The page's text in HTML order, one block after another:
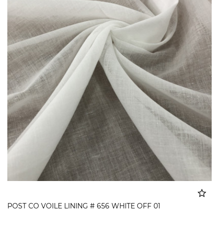
POST CO VOILE LINING # 656 WHITE OFF 01